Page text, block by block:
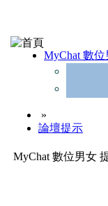
MyChat 數
»
論壇提示
MyChat 數位男女